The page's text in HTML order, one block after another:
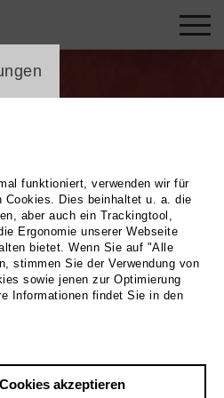
funktioniert, verwenden wir für
Cookies. Dies beinhaltet u. a. die
aber auch ein Trackingtool,
Ergonomie unserer Webseite
bietet. Wenn Sie auf "Alle
stimmen Sie der Verwendung von
sowie jenen zur Optimierung
Informationen findet Sie in den
akzeptieren